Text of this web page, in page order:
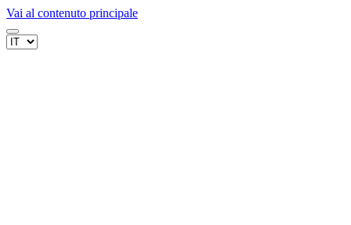
Vai al contenuto principale